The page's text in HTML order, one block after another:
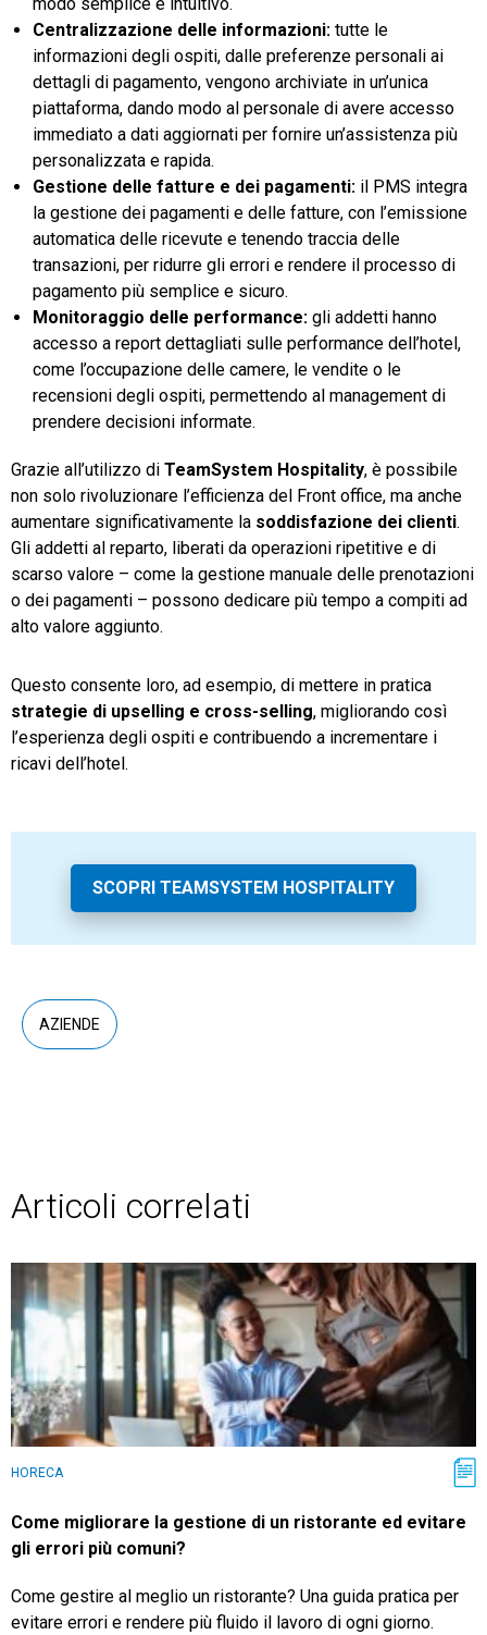
modo semplice e intuitivo.
Centralizzazione delle informazioni: tutte le
informazioni degli ospiti, dalle preferenze personali ai
dettagli di pagamento, vengono archiviate in un’unica
piattaforma, dando modo al personale di avere accesso
immediato a dati aggiornati per fornire un’assistenza più
personalizzata e rapida.
Gestione delle fatture e dei pagamenti: il PMS integra
la gestione dei pagamenti e delle fatture, con l’emissione
automatica delle ricevute e tenendo traccia delle
transazioni, per ridurre gli errori e rendere il processo di
pagamento più semplice e sicuro.
Monitoraggio delle performance: gli addetti hanno
accesso a report dettagliati sulle performance dell’hotel,
come l’occupazione delle camere, le vendite o le
recensioni degli ospiti, permettendo al management di
prendere decisioni informate.
Grazie all’utilizzo di TeamSystem Hospitality, è possibile
non solo rivoluzionare l’efficienza del Front office, ma anche
aumentare significativamente la soddisfazione dei clienti.
Gli addetti al reparto, liberati da operazioni ripetitive e di
scarso valore – come la gestione manuale delle prenotazioni
o dei pagamenti – possono dedicare più tempo a compiti ad
alto valore aggiunto.
Questo consente loro, ad esempio, di mettere in pratica
strategie di upselling e cross-selling, migliorando così
l’esperienza degli ospiti e contribuendo a incrementare i
ricavi dell’hotel.
SCOPRI TEAMSYSTEM HOSPITALITY
AZIENDE
Articoli correlati
HORECA
Come migliorare la gestione di un ristorante ed evitare
gli errori più comuni?
Come gestire al meglio un ristorante? Una guida pratica per
evitare errori e rendere più fluido il lavoro di ogni giorno.